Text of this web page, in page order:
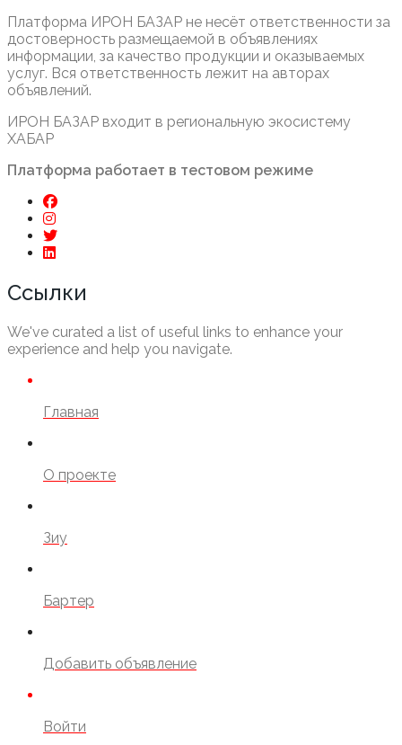
Платформа ИРОН БАЗАР не несёт ответственности за
достоверность размещаемой в объявлениях
информации, за качество продукции и оказываемых
услуг. Вся ответственность лежит на авторах
объявлений.
ИРОН БАЗАР входит в региональную экосистему
ХАБАР
Платформа работает в тестовом режиме
Ссылки
We've curated a list of useful links to enhance your
experience and help you navigate.
Главная
О проекте
Зиу
Бартер
Добавить объявление
Войти